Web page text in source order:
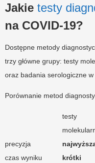
Jakie testy
na COVID-19?
Dostępne metody
trzy główne grupy: testy
oraz badania serologiczne w
Porównanie metod
testy
precyzja
czas wyniku
krótki